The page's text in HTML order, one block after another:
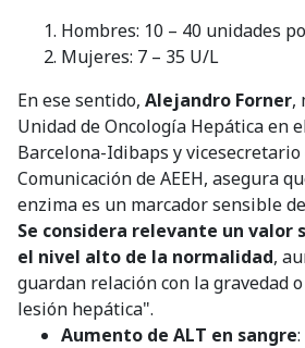
Hombres: 10 – 40 unidades
Mujeres: 7 – 35 U/L
En ese sentido, Alejandro Forner,
Unidad de Oncología Hepática en
Barcelona-Idibaps y
Comunicación de AEEH, asegura
enzima es un marcador sensible
Se considera relevante un valor
el nivel alto de la normalidad,
guardan relación con la gravedad
lesión hepática".
Aumento de ALT en sangre: